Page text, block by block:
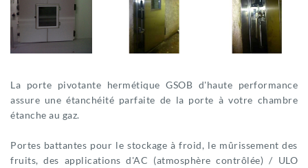
La porte pivotante hermétique GSOB d'haute performance
assure une étanchéité parfaite de la porte à votre chambre
étanche au gaz.
Portes battantes pour le stockage à froid, le mûrissement des
fruits, des applications d'AC (atmosphère contrôlée) / ULO